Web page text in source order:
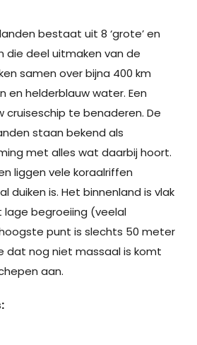
bestaat uit 8 ‘grote’ en
die deel uitmaken van de
samen over bijna 400 km
en helderblauw water. Een
te benaderen. De
staan bekend als
met alles wat daarbij hoort.
liggen vele koraalriffen
duiken is. Het binnenland is vlak
begroeiing (veelal
punt is slechts 50 meter
dat nog niet massaal is komt
aan.